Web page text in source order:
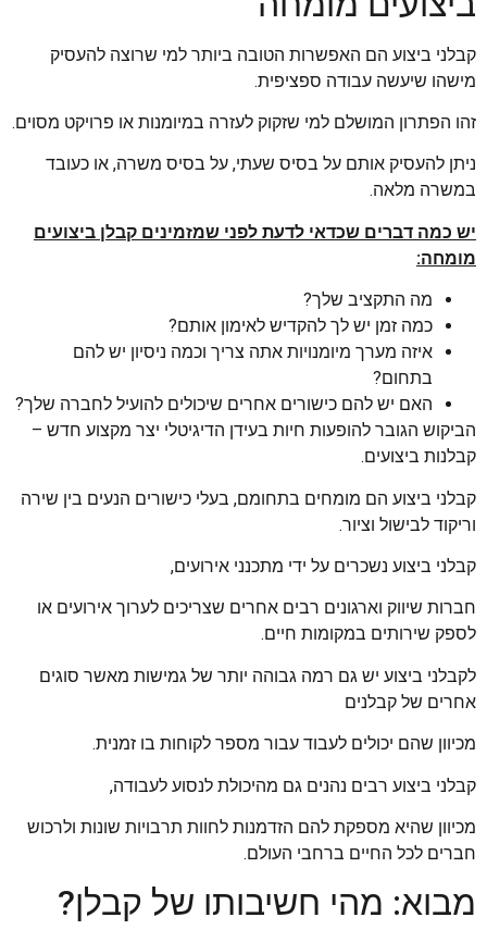
קבלני ביצוע הם האפשרות הטובה ביותר למי שרוצה להעסיק
מישהו שיעשה עבודה ספציפית.
זהו הפתרון המושלם למי שזקוק לעזרה במיומנות או פרויקט מסוים.
ניתן להעסיק אותם על בסיס שעתי, על בסיס משרה, או כעובד
במשרה מלאה.
יש כמה דברים שכדאי לדעת לפני שמזמינים קבלן ביצועים
מומחה:
מה התקציב שלך?
כמה זמן יש לך להקדיש לאימון אותם?
איזה מערך מיומנויות אתה צריך וכמה ניסיון יש להם
בתחום?
האם יש להם כישורים אחרים שיכולים להועיל לחברה שלך?
הביקוש הגובר להופעות חיות בעידן הדיגיטלי יצר מקצוע חדש –
קבלנות ביצועים.
קבלני ביצוע הם מומחים בתחומם, בעלי כישורים הנעים בין שירה
וריקוד לבישול וציור.
קבלני ביצוע נשכרים על ידי מתכנני אירועים,
חברות שיווק וארגונים רבים אחרים שצריכים לערוך אירועים או
לספק שירותים במקומות חיים.
לקבלני ביצוע יש גם רמה גבוהה יותר של גמישות מאשר סוגים
אחרים של קבלנים
מכיוון שהם יכולים לעבוד עבור מספר לקוחות בו זמנית.
קבלני ביצוע רבים נהנים גם מהיכולת לנסוע לעבודה,
מכיוון שהיא מספקת להם הזדמנות לחוות תרבויות שונות ולרכוש
חברים לכל החיים ברחבי העולם.
מבוא: מהי חשיבותו של קבלן?